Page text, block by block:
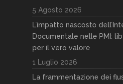
5 Agosto 2026
L’impatto nascosto
Documentale nelle PMI:
per il vero valore
1 Luglio 2026
La frammentazione dei